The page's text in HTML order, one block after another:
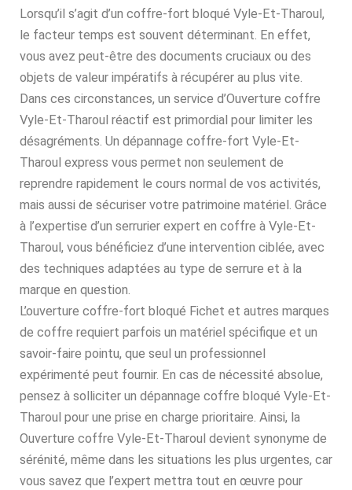
Lorsqu’il s’agit d’un coffre-fort bloqué Vyle-Et-Tharoul,
le facteur temps est souvent déterminant. En effet,
vous avez peut-être des documents cruciaux ou des
objets de valeur impératifs à récupérer au plus vite.
Dans ces circonstances, un service d’Ouverture coffre
Vyle-Et-Tharoul réactif est primordial pour limiter les
désagréments. Un dépannage coffre-fort Vyle-Et-
Tharoul express vous permet non seulement de
reprendre rapidement le cours normal de vos activités,
mais aussi de sécuriser votre patrimoine matériel. Grâce
à l’expertise d’un serrurier expert en coffre à Vyle-Et-
Tharoul, vous bénéficiez d’une intervention ciblée, avec
des techniques adaptées au type de serrure et à la
marque en question.
L’ouverture coffre-fort bloqué Fichet et autres marques
de coffre requiert parfois un matériel spécifique et un
savoir-faire pointu, que seul un professionnel
expérimenté peut fournir. En cas de nécessité absolue,
pensez à solliciter un dépannage coffre bloqué Vyle-Et-
Tharoul pour une prise en charge prioritaire. Ainsi, la
Ouverture coffre Vyle-Et-Tharoul devient synonyme de
sérénité, même dans les situations les plus urgentes, car
vous savez que l’expert mettra tout en œuvre pour